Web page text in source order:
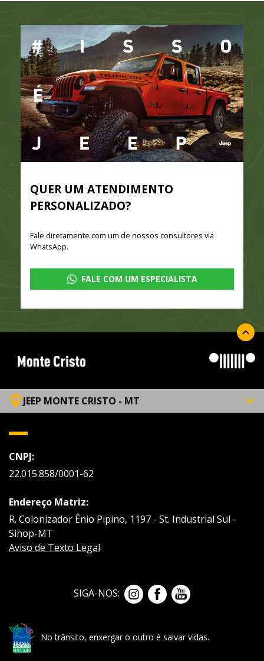
QUER UM ATENDIMENTO
PERSONALIZADO?
Fale diretamente com um de nossos consultores via
WhatsApp.
FALE COM UM ESPECIALISTA
JEEP MONTE CRISTO - MT
CNPJ:
22.015.858/0001-62
Endereço Matriz:
R. Colonizador Ênio Pipino, 1197 - St. Industrial Sul -
Sinop-MT
Aviso de Texto Legal
SIGA-NOS:
No trânsito, enxergar o outro é salvar vidas.